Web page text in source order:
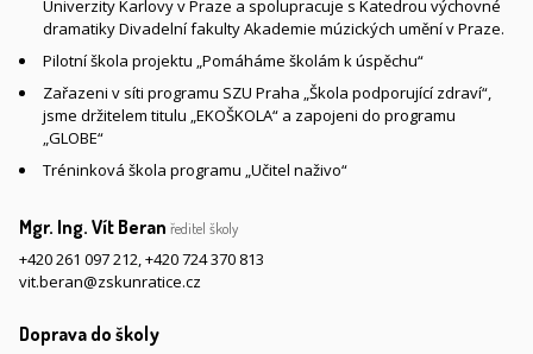
Univerzity Karlovy v Praze a spolupracuje s Katedrou výchovné
dramatiky Divadelní fakulty Akademie múzických umění v Praze.
Pilotní škola projektu „Pomáháme školám k úspěchu“
Zařazeni v síti programu SZU Praha „Škola podporující zdraví“,
jsme držitelem titulu „EKOŠKOLA“ a zapojeni do programu
„GLOBE“
Tréninková škola programu „Učitel naživo“
Mgr. Ing. Vít Beran ředitel školy
+420 261 097 212,+420 724 370 813
vit.beran@zskunratice.cz
Doprava do školy